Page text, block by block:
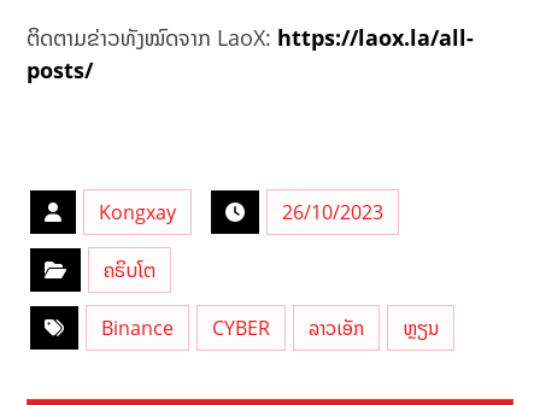
ຕິດຕາມຂ່າວທັງໝົດຈາກ LaoX: https://laox.la/all-
posts/
Kongxay 26/10/2023
ຄຣິບໂຕ
Binance CYBER ລາວເອັກ ຫຼຽນ